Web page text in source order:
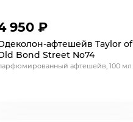
950 ₽
афтешейв Taylor of
Bond Street No74
афтешейв, 100 мл